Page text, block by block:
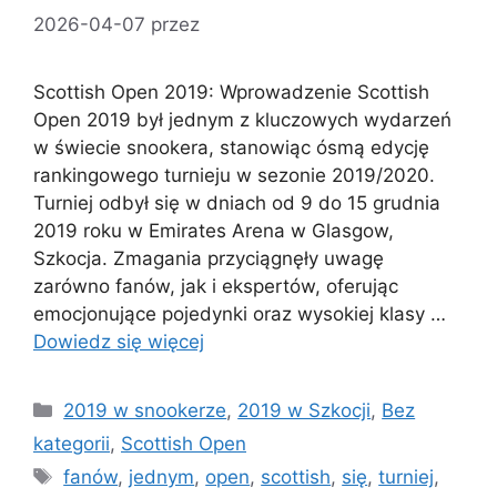
2026-04-07 przez
Scottish Open 2019: Wprowadzenie Scottish
Open 2019 był jednym z kluczowych wydarzeń
w świecie snookera, stanowiąc ósmą edycję
rankingowego turnieju w sezonie 2019/2020.
Turniej odbył się w dniach od 9 do 15 grudnia
2019 roku w Emirates Arena w Glasgow,
Szkocja. Zmagania przyciągnęły uwagę
zarówno fanów, jak i ekspertów, oferując
emocjonujące pojedynki oraz wysokiej klasy …
Dowiedz się więcej
Kategorie
2019 w snookerze, 2019 w Szkocji, Bez
kategorii, Scottish Open
Tagi
fanów, jednym, open, scottish, się,turniej,